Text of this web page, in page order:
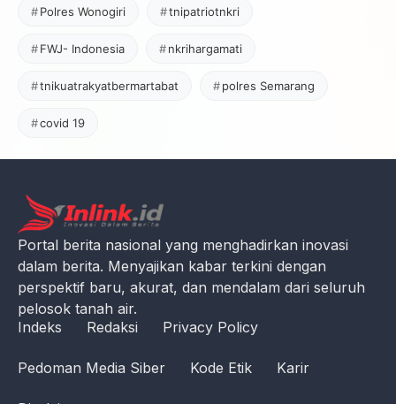
Polres Wonogiri tnipatriotnkri
FWJ- Indonesia nkrihargamati
tnikuatrakyatbermartabat polres Semarang
covid 19
Portal berita nasional yang menghadirkan inovasi
dalam berita. Menyajikan kabar terkini dengan
perspektif baru, akurat, dan mendalam dari seluruh
pelosok tanah air.
Indeks
Redaksi Privacy Policy
Pedoman Media Siber Kode Etik Karir